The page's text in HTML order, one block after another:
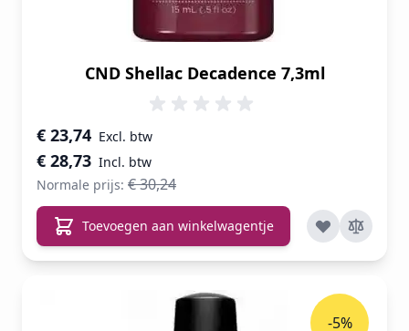
CND Shellac Decadence 7,3ml
Speciale prijs
€ 28,73
€ 23,74
Normale prijs: € 30,24
Toevoegen aan winkelwagentje
-5%